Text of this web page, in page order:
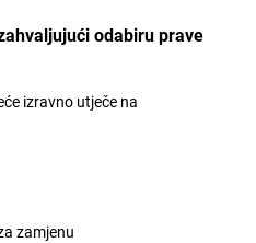
odabiru prave
izravno utječe na
zamjenu